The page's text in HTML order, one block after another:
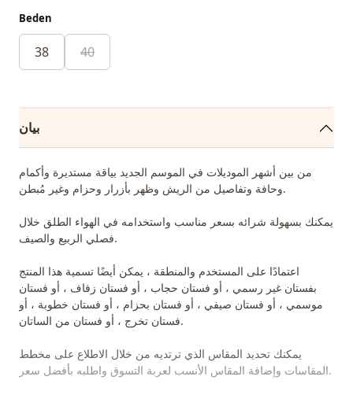
Beden
38 40
بيان
من بين أشهر الموديلات في الموسم الجديد بياقة مستديرة وأكمام
وحافة وتفاصيل من الريش وظهر بأزرار وحزام وغير مُبطن.
يمكنك بسهولة شرائه بسعر مناسب واستخدامه في الهواء الطلق خلال
فصلي الربيع والصيف.
اعتمادًا على المستخدم والمنطقة ، يمكن أيضًا تسمية هذا المنتج
بفستان غير رسمي ، أو فستان حجاب ، أو فستان زفاف ، أو فستان
موسمي ، أو فستان صيفي ، أو فستان بحزام ، أو فستان خطوبة ، أو
فستان تخرج ، أو فستان من الساتان.
يمكنك تحديد المقاس الذي ترتديه من خلال الاطلاع على مخطط
المقاسات وإضافة المقاس الأنسب لعربة التسوق واطلبه بأفضل سعر.